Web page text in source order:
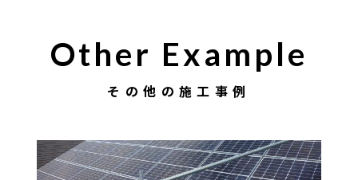
Other Example
その他の施工事例